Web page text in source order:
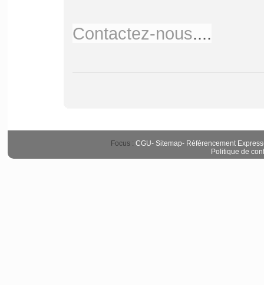
Contactez-nous....
Focus : CGU- Sitemap- Référencement Express
Politique de